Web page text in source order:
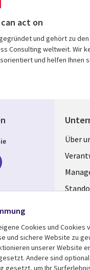
act on
und gehört zu
Consulting weltweit. Wir
und helfen Ihnen
Über
Cookies und Cookies
und sichere Website zu
unserer Website
Andere sind
gesetzt, um Ihr